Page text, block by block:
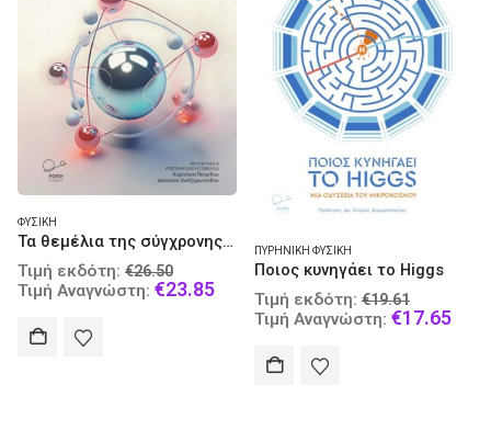
ΦΥΣΙΚΉ
Τα θεμέλια της σύγχρονης φυσικής
Τιμή εκδότη: €26.50
price
Τιμή Αναγνώστη: €23.85Current
price
ΠΥΡΗΝΙΚΉ ΦΥΣΙΚΉ
Ποιος κυνηγάει το Higgs
Τιμή εκδότη: €19.61
price
Τιμή Αναγνώστη: €17.65